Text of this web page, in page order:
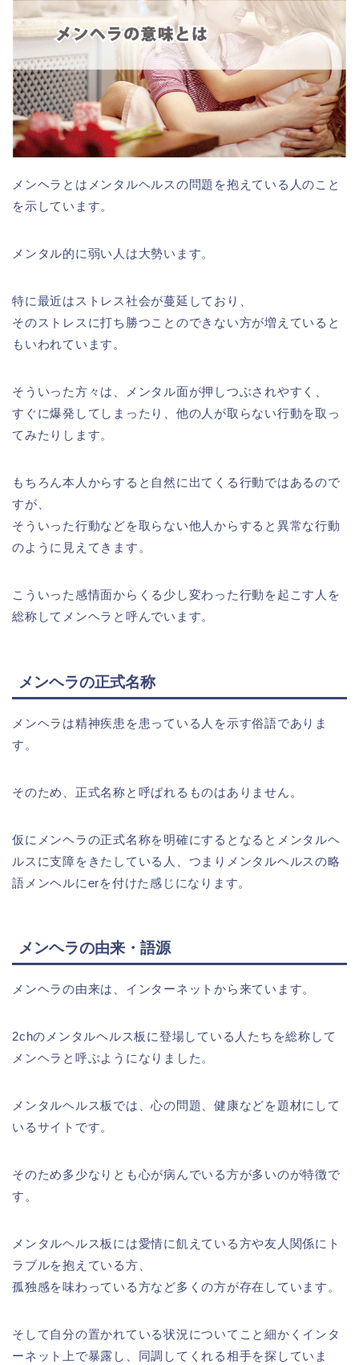
メンヘラとはメンタルヘルスの問題を抱えている人のこと
を示しています。
メンタル的に弱い人は大勢います。
特に最近はストレス社会が蔓延しており、
そのストレスに打ち勝つことのできない方が増えていると
もいわれています。
そういった方々は、メンタル面が押しつぶされやすく、
すぐに爆発してしまったり、他の人が取らない行動を取っ
てみたりします。
もちろん本人からすると自然に出てくる行動ではあるので
すが、
そういった行動などを取らない他人からすると異常な行動
のように見えてきます。
こういった感情面からくる少し変わった行動を起こす人を
総称してメンヘラと呼んでいます。
メンヘラの正式名称
メンヘラは精神疾患を患っている人を示す俗語でありま
す。
そのため、正式名称と呼ばれるものはありません。
仮にメンヘラの正式名称を明確にするとなるとメンタルヘ
ルスに支障をきたしている人、つまりメンタルヘルスの略
語メンヘルにerを付けた感じになります。
メンヘラの由来・語源
メンヘラの由来は、インターネットから来ています。
2chのメンタルヘルス板に登場している人たちを総称して
メンヘラと呼ぶようになりました。
メンタルヘルス板では、心の問題、健康などを題材にして
いるサイトです。
そのため多少なりとも心が病んでいる方が多いのが特徴で
す。
メンタルヘルス板には愛情に飢えている方や友人関係にト
ラブルを抱えている方、
孤独感を味わっている方など多くの方が存在しています。
そして自分の置かれている状況についてこと細かくインタ
ーネット上で暴露し、同調してくれる相手を探していま